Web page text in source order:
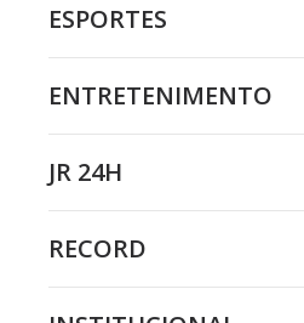
ESPORTES
ENTRETENIMENTO
JR 24H
RECORD